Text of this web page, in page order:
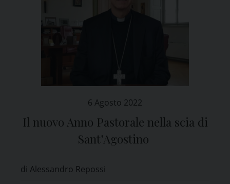
6 Agosto 2022
Il nuovo Anno Pastorale nella scia di
Sant’Agostino
di Alessandro Repossi